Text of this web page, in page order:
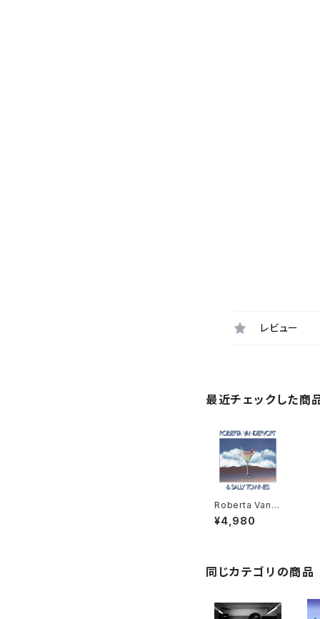
レビュー
最近チェックした商
Roberta Vand
ervort & Sally
Townes "LP"
¥4,980
同じカテゴリの商品